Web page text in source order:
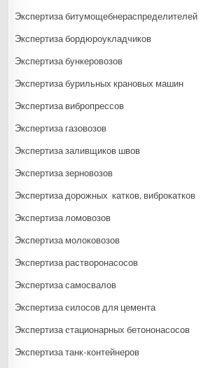
Экспертиза битумощебнераспределителей
Экспертиза бордюроукладчиков
Экспертиза бункеровозов
Экспертиза бурильных крановых машин
Экспертиза вибропрессов
Экспертиза газовозов
Экспертиза заливщиков швов
Экспертиза зерновозов
Экспертиза дорожных катков, виброкатков
Экспертиза ломовозов
Экспертиза молоковозов
Экспертиза растворонасосов
Экспертиза самосвалов
Экспертиза cилосов для цемента
Экспертиза cтационарных бетононасосов
Экспертиза танк-контейнеров